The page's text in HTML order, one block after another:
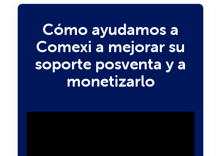
Cómo ayudamos a
Comexi a mejorar su
soporte posventa y a
monetizarlo